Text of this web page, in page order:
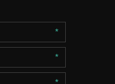
*
*
*